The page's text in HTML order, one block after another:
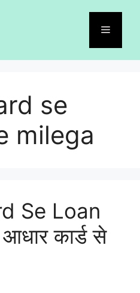
Menu
se
milega
Se Loan
कार्ड से